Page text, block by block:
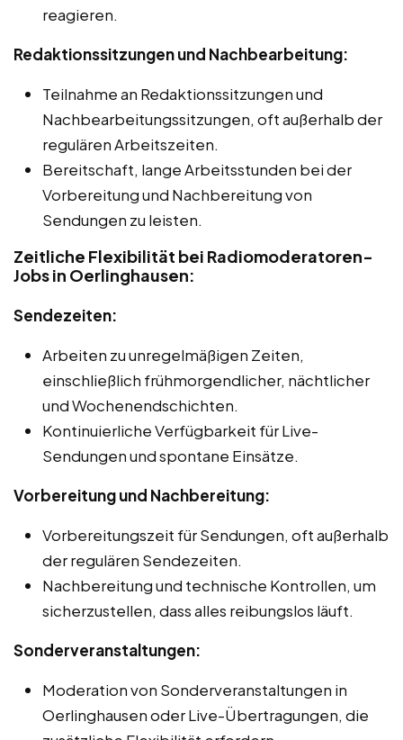
reagieren.
Redaktionssitzungen und Nachbearbeitung:
Teilnahme an Redaktionssitzungen und
Nachbearbeitungssitzungen, oft außerhalb der
regulären Arbeitszeiten.
Bereitschaft, lange Arbeitsstunden bei der
Vorbereitung und Nachbereitung von
Sendungen zu leisten.
Zeitliche Flexibilität bei Radiomoderatoren-
Jobs in Oerlinghausen:
Sendezeiten:
Arbeiten zu unregelmäßigen Zeiten,
einschließlich frühmorgendlicher, nächtlicher
und Wochenendschichten.
Kontinuierliche Verfügbarkeit für Live-
Sendungen und spontane Einsätze.
Vorbereitung und Nachbereitung:
Vorbereitungszeit für Sendungen, oft außerhalb
der regulären Sendezeiten.
Nachbereitung und technische Kontrollen, um
sicherzustellen, dass alles reibungslos läuft.
Sonderveranstaltungen:
Moderation von Sonderveranstaltungen in
Oerlinghausen oder Live-Übertragungen, die